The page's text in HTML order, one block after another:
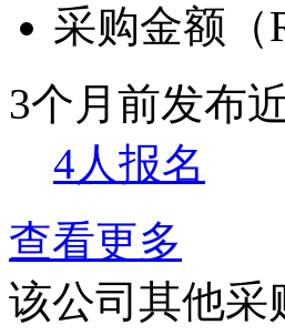
采购金额（
3个月前发布
4人报名
查看更多
该公司其他采